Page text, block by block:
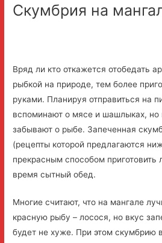
Скумбрия на
Вряд ли кто откажется отобедать
рыбкой на природе, тем более
руками. Планируя отправиться на
вспоминают о мясе и шашлыках, но
забывают о рыбе. Запеченная
(рецепты которой предлагаются
прекрасным способом приготовить
время сытный обед.
Многие считают, что на мангале
красную рыбу – лосося, но вкус
будет не хуже. При этом скумбрию